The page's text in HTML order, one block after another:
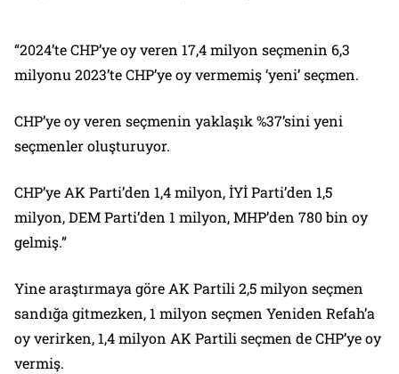
“2024’te CHP’ye oy veren 17,4 milyon seçmenin 6,3
milyonu 2023’te CHP’ye oy vermemiş ‘yeni’ seçmen.
CHP’ye oy veren seçmenin yaklaşık %37’sini yeni
seçmenler oluşturuyor.
CHP’ye AK Parti’den 1,4 milyon, İYİ Parti’den 1,5
milyon, DEM Parti’den 1 milyon, MHP’den 780 bin oy
gelmiş.”
Yine araştırmaya göre AK Partili 2,5 milyon seçmen
sandığa gitmezken, 1 milyon seçmen Yeniden Refah’a
oy verirken, 1,4 milyon AK Partili seçmen de CHP’ye oy
vermiş.